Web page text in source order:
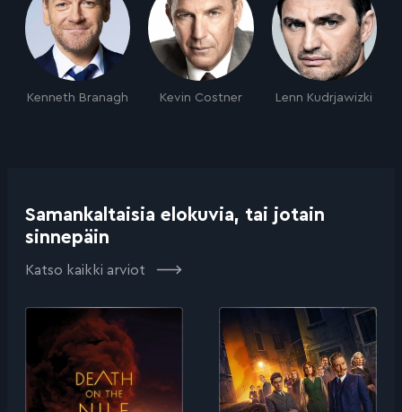
Kenneth Branagh Kevin Costner Lenn Kudrjawizki
Samankaltaisia elokuvia, tai jotain
sinnepäin
Katso kaikki arviot